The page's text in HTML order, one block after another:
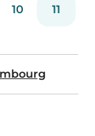
10 11